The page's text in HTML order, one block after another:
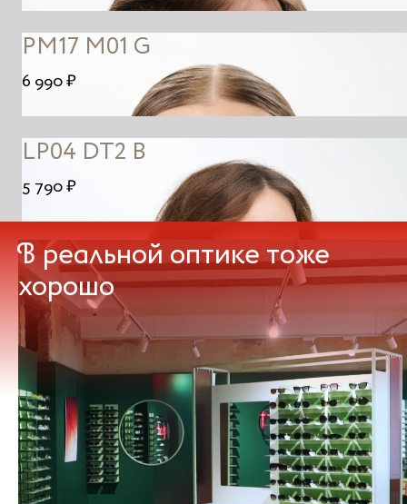
PM17 M01 G
6 990 ₽
LP04 DT2 B
5 790 ₽
В реальной оптике тоже
хорошо